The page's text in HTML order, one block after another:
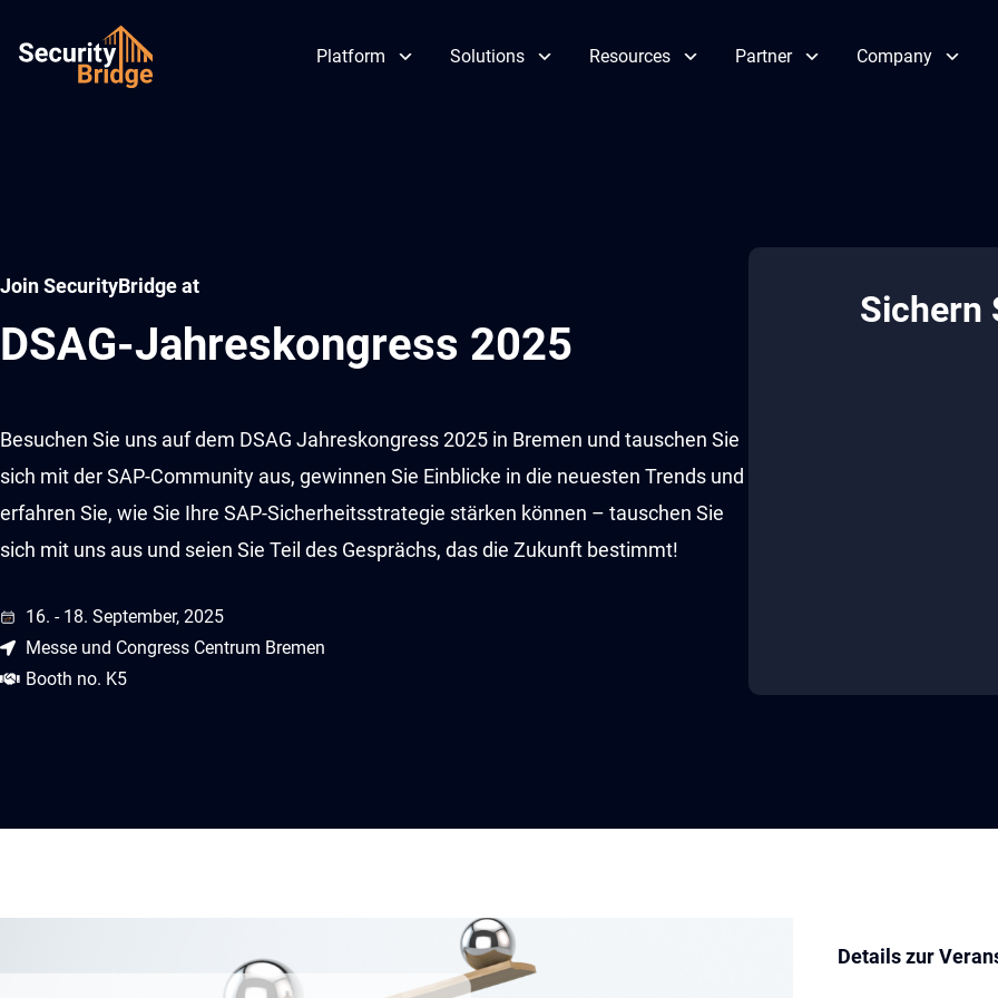
Platform Solutions Resources Partner Company
Join SecurityBridge at
DSAG-Jahreskongress 2025
Besuchen Sie uns auf dem DSAG Jahreskongress 2025 in Bremen und tauschen Sie
sich mit der SAP-Community aus, gewinnen Sie Einblicke in die neuesten Trends und
erfahren Sie, wie Sie Ihre SAP-Sicherheitsstrategie stärken können – tauschen Sie
sich mit uns aus und seien Sie Teil des Gesprächs, das die Zukunft bestimmt!
16. - 18. September, 2025
Messe und Congress Centrum Bremen
Booth no. K5
Sichern
Details zur